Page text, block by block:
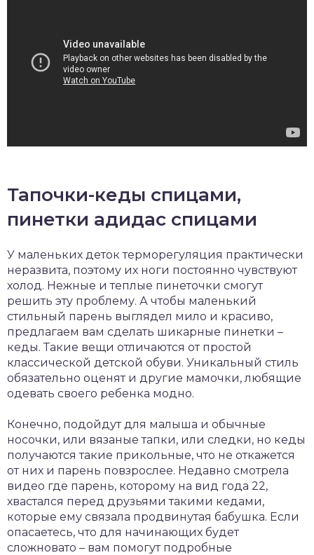
Тапочки-кеды спицами,
пинетки адидас спицами
У маленьких деток терморегуляция практически
неразвита, поэтому их ноги постоянно чувствуют
холод. Нежные и теплые пинеточки смогут
решить эту проблему. А чтобы маленький
стильный парень выглядел мило и красиво,
предлагаем вам сделать шикарные пинетки –
кеды. Такие вещи отличаются от простой
классической детской обуви. Уникальный стиль
обязательно оценят и другие мамочки, любящие
одевать своего ребенка модно.
Конечно, подойдут для малыша и обычные
носочки, или вязаные тапки, или следки, но кеды
получаются такие прикольные, что не откажется
от них и парень повзрослее. Недавно смотрела
видео где парень, которому на вид года 22,
хвастался перед друзьями такими кедами,
которые ему связала продвинутая бабушка. Если
опасаетесь, что для начинающих будет
сложновато – вам помогут подробные